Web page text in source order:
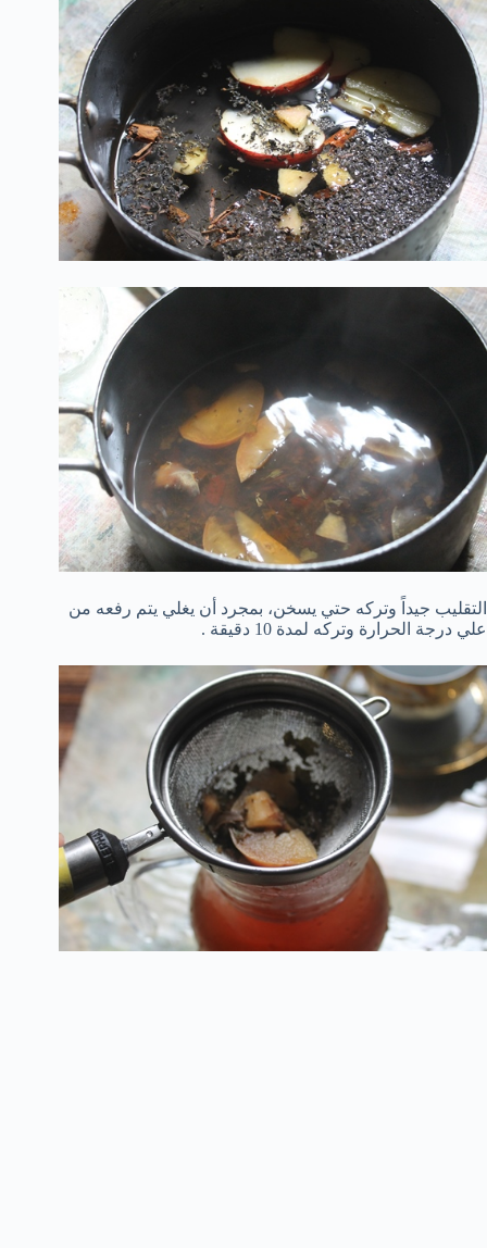
التقليب جيداً وتركه حتي يسخن، بمجرد أن يغلي يتم رفعه من
علي درجة الحرارة وتركه لمدة 10 دقيقة .